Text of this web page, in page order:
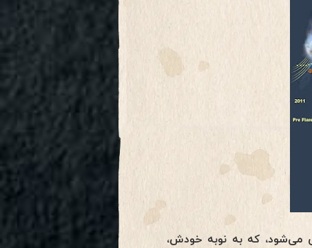
می‌شود، که به نوبه خودش،